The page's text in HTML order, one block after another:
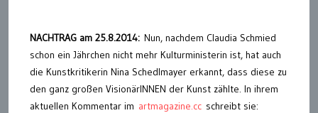
NACHTRAG am 25.8.2014: Nun, nachdem Claudia Schmied
schon ein Jährchen nicht mehr Kulturministerin ist, hat auch
die Kunstkritikerin Nina Schedlmayer erkannt, dass diese zu
den ganz großen VisionärINNEN der Kunst zählte. In ihrem
aktuellen Kommentar im artmagazine.cc schreibt sie: